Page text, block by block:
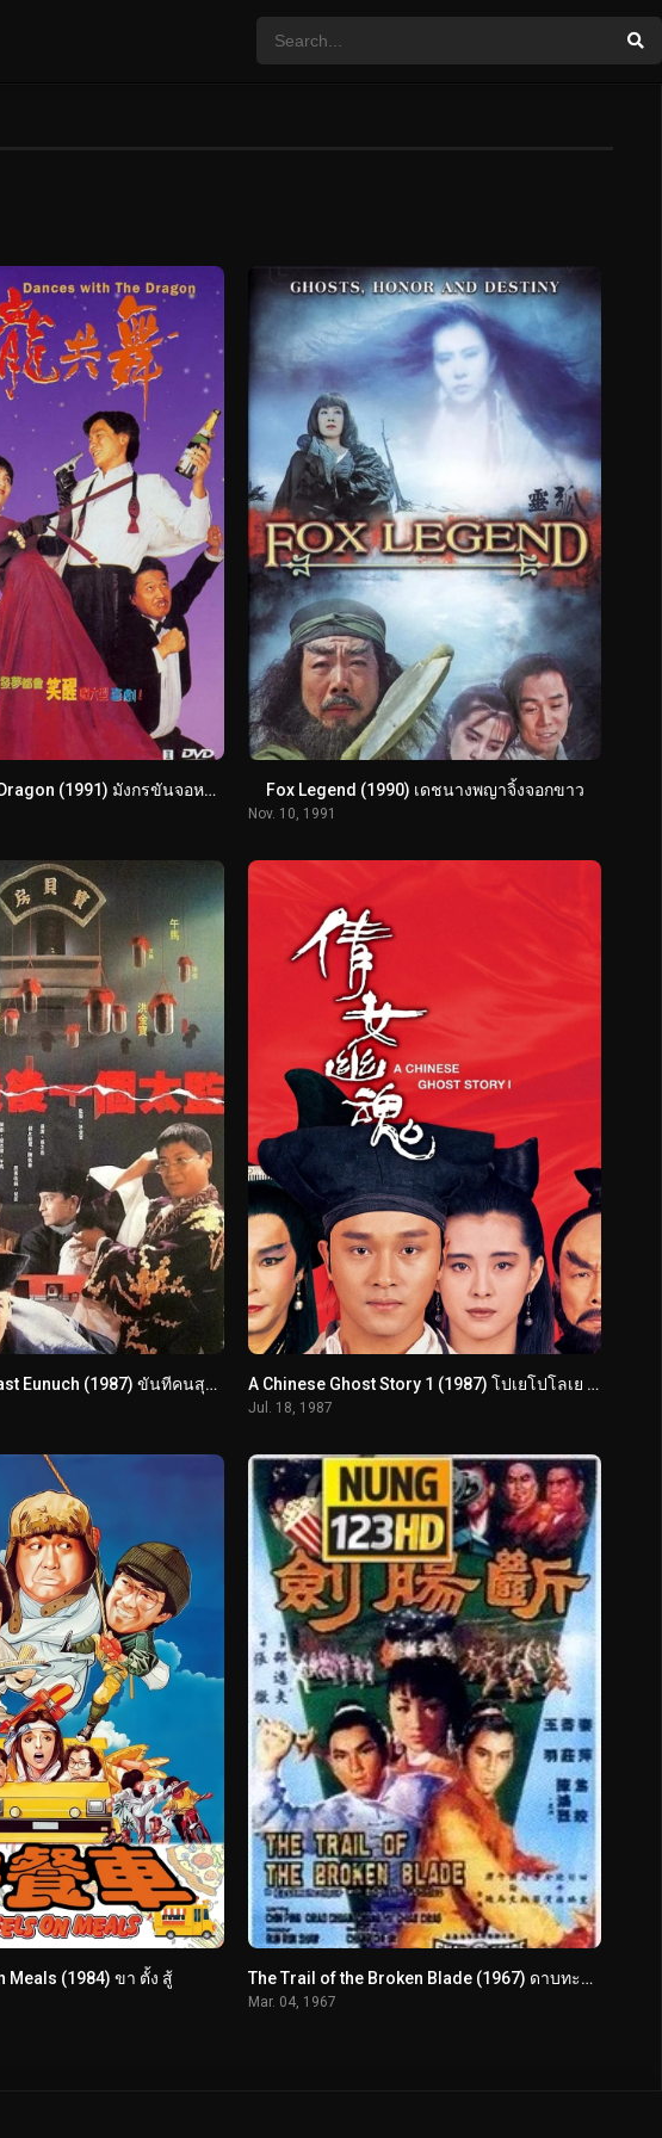
Dances with the Dragon (1991) มังกรขันจอหว่อ รวยรักนะจะบอกให้ Fox Legend (1990) เดชนางพญาจิ้งจอกขาว
Nov. 10, 1991
Lai Shi China’s Last Eunuch (1987) ขันทีคนสุดท้าย A Chinese Ghost Story 1 (1987) โปเยโปโลเย ภาค 1
Jul. 18, 1987
Meals (1984) ขา ตั้ง สู้ The Trail of the Broken Blade (1967) ดาบทะลวงอก
Mar. 04, 1967